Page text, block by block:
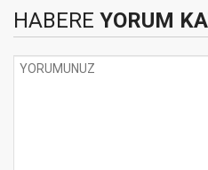
HABERE YORUM